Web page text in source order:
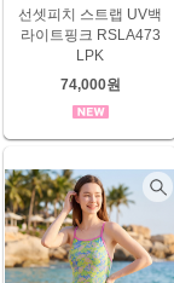
선셋피치 스트랩 UV백
라이트핑크 RSLA473
LPK
74,000원